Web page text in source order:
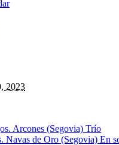
2023
Arcones (Segovia) Trío
Navas de Oro (Segovia) En